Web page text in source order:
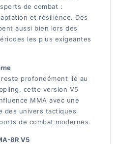
de combat :
et résilience. Des
aussi bien lors des
les plus exigeantes
profondément lié au
cette version V5
MMA avec une
des univers tactiques
de combat modernes.
8R V5